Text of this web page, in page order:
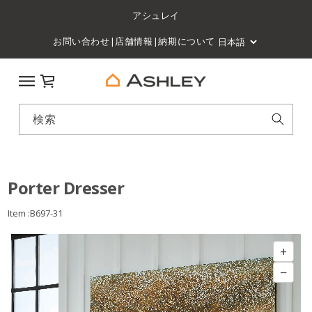
アシュレイ
お問い合わせ| 店舗情報 |納期について
検索
カート
Porter Dresser
Item :B697-31
+
−